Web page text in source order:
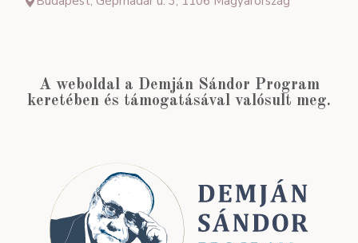
A weboldal a Demján Sándor Program
keretében és támogatásával valósult meg.